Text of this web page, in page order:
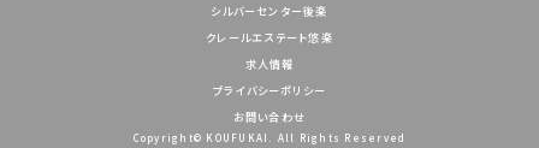
シルバーセンター後楽
クレールエステート悠楽
求人情報
プライバシーポリシー
お問い合わせ
Copyright© KOUFUKAI. All Rights Reserved